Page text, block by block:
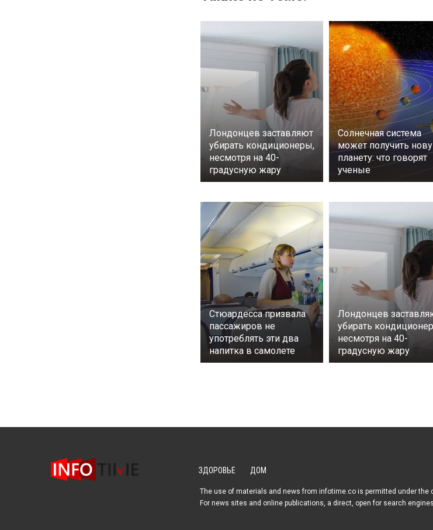
Лондонцев заставляют
убирать кондиционеры,
несмотря на 40-
градусную жару
Солнечная система
может получить
планету: что говорят
ученые
Стюардесса призвала
пассажиров не
употреблять эти два
напитка в самолете
Лондонцев
убирать
несмотря на 40-
градусную жару
ЗДОРОВЬЕ ДОМ
The use of materials and news from infotime.co is permitted under
For news sites and online publications, a direct, open for search